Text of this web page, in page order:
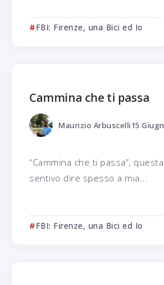
FBI: Firenze, una Bici ed Io
Cammina che ti passa
Maurizio Arbuscelli15
“Cammina che ti passa”,
sentivo dire spesso a mia...
FBI: Firenze, una Bici ed Io